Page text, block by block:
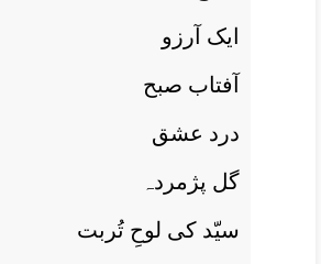
ايک آرزو
آفتاب صبح
درد عشق
گل پژمردہ
سیّد کی لوحِ تُربت